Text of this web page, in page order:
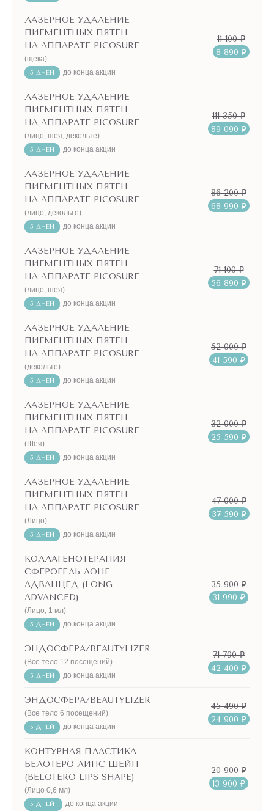
ЛАЗЕРНОЕ УДАЛЕНИЕ
ПИГМЕНТНЫХ ПЯТЕН
НА АППАРАТЕ PICOSURE
(щека)
5 ДНЕЙ до конца акции
11 100 ₽
8 890 ₽
ЛАЗЕРНОЕ УДАЛЕНИЕ
ПИГМЕНТНЫХ ПЯТЕН
НА АППАРАТЕ PICOSURE
(лицо, шея, декольте)
5 ДНЕЙ до конца акции
111 350 ₽
89 090 ₽
ЛАЗЕРНОЕ УДАЛЕНИЕ
ПИГМЕНТНЫХ ПЯТЕН
НА АППАРАТЕ PICOSURE
(лицо, декольте)
5 ДНЕЙ до конца акции
86 200 ₽
68 990 ₽
ЛАЗЕРНОЕ УДАЛЕНИЕ
ПИГМЕНТНЫХ ПЯТЕН
НА АППАРАТЕ PICOSURE
(лицо, шея)
5 ДНЕЙ до конца акции
71 100 ₽
56 890 ₽
ЛАЗЕРНОЕ УДАЛЕНИЕ
ПИГМЕНТНЫХ ПЯТЕН
НА АППАРАТЕ PICOSURE
(декольте)
5 ДНЕЙ до конца акции
52 000 ₽
41 590 ₽
ЛАЗЕРНОЕ УДАЛЕНИЕ
ПИГМЕНТНЫХ ПЯТЕН
НА АППАРАТЕ PICOSURE
(Шея)
5 ДНЕЙ до конца акции
32 000 ₽
25 590 ₽
ЛАЗЕРНОЕ УДАЛЕНИЕ
ПИГМЕНТНЫХ ПЯТЕН
НА АППАРАТЕ PICOSURE
(Лицо)
5 ДНЕЙ до конца акции
47 000 ₽
37 590 ₽
КОЛЛАГЕНОТЕРАПИЯ
СФЕРОГЕЛЬ ЛОНГ
АДВАНЦЕД (LONG
ADVANCED)
(Лицо, 1 мл)
5 ДНЕЙ до конца акции
35 900 ₽
31 990 ₽
ЭНДОСФЕРА/BEAUTYLIZER
(Все тело 12 посещений)
5 ДНЕЙ до конца акции
71 790 ₽
42 400 ₽
ЭНДОСФЕРА/BEAUTYLIZER
(Все тело 6 посещений)
5 ДНЕЙ до конца акции
45 490 ₽
24 900 ₽
КОНТУРНАЯ ПЛАСТИКА
БЕЛОТЕРО ЛИПС ШЕЙП
(BELOTERO LIPS SHAPE)
(Лицо 0,6 мл)
5 ДНЕЙ до конца акции
20 900 ₽
13 900 ₽